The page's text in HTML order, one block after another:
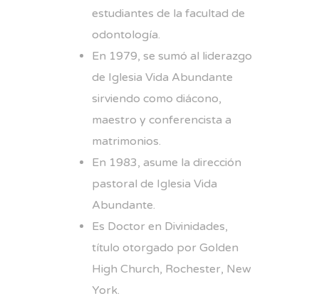
estudiantes de la facultad de
odontología.
En 1979, se sumó al liderazgo
de Iglesia Vida Abundante
sirviendo como diácono,
maestro y conferencista a
matrimonios.
En 1983, asume la dirección
pastoral de Iglesia Vida
Abundante.
Es Doctor en Divinidades,
título otorgado por Golden
High Church, Rochester, New
York.